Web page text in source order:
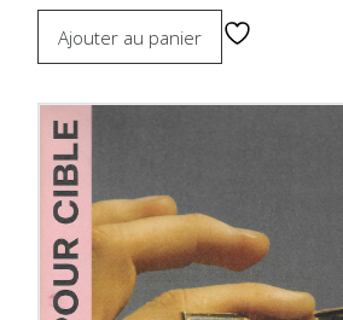
Ajouter au panier